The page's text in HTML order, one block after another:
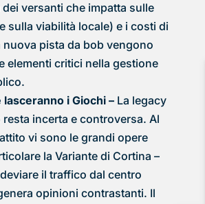
versanti che impatta sulle
sulla viabilità locale) e i costi di
nuova pista da bob vengono
elementi critici nella gestione
lasceranno i Giochi – La legacy
incerta e controversa. Al
vi sono le grandi opere
la Variante di Cortina –
il traffico dal centro
opinioni contrastanti. Il